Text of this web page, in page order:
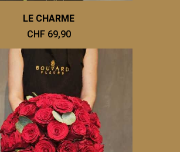
LE CHARME
CHF 69,90